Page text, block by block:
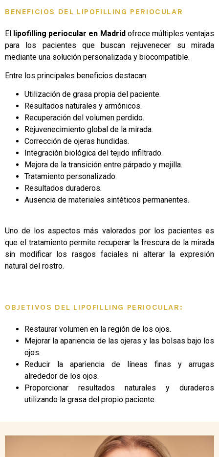
BENEFICIOS DEL LIPOFILLING PERIOCULAR
El lipofilling periocular en Madridofrece múltiples ventajas
para los pacientes que buscan rejuvenecer su mirada
mediante una solución personalizada y biocompatible.
Entre los principales beneficios destacan:
Utilización de grasa propia del paciente.
Resultados naturales y armónicos.
Recuperación del volumen perdido.
Rejuvenecimiento global de la mirada.
Corrección de ojeras hundidas.
Integración biológica del tejido infiltrado.
Mejora de la transición entre párpado y mejilla.
Tratamiento personalizado.
Resultados duraderos.
Ausencia de materiales sintéticos permanentes.
Uno de los aspectos más valorados por los pacientes es
que el tratamiento permite recuperar la frescura de la mirada
sin modificar los rasgos faciales ni alterar la expresión
natural del rostro.
OBJETIVOS DEL LIPOFILLING PERIOCULAR:
Restaurar volumen en la región de los ojos.
Mejorar la apariencia de las ojeras y las bolsas bajo los
ojos.
Reducir la apariencia de líneas finas y arrugas
alrededor de los ojos.
Proporcionar resultados naturales y duraderos
utilizando la grasa del propio paciente.